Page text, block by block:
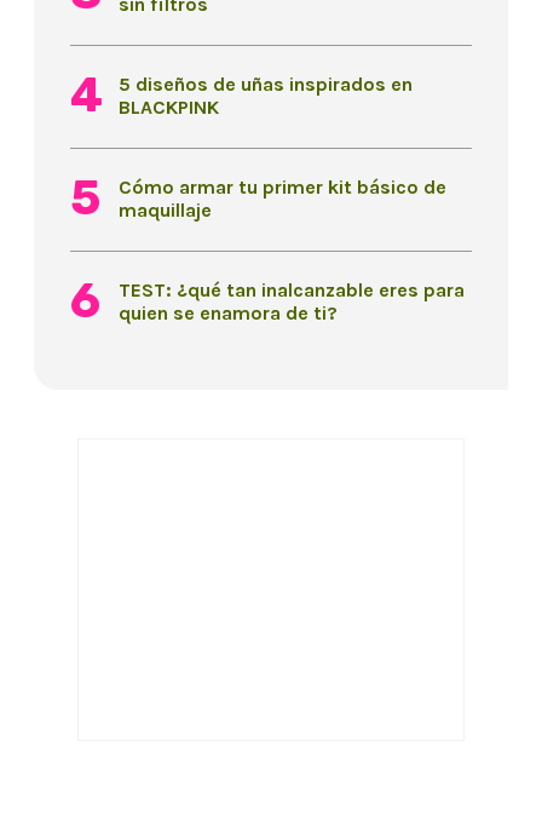
sin filtros
5 diseños de uñas inspirados en
BLACKPINK
Cómo armar tu primer kit básico de
maquillaje
TEST: ¿qué tan inalcanzable eres para
quien se enamora de ti?